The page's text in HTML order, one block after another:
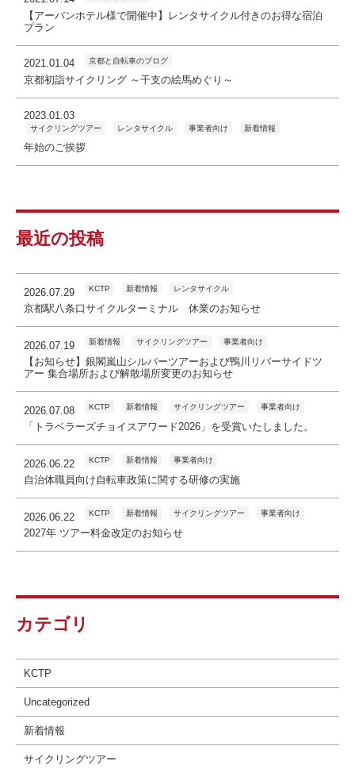
【アーバンホテル様で開催中】レンタサイクル付きのお得な宿泊
プラン
2021.01.04 京都と自転車のブログ
京都初詣サイクリング ～干支の絵馬めぐり～
2023.01.03
サイクリングツアー レンタサイクル 事業者向け 新着情報
年始のご挨拶
最近の投稿
2026.07.29 KCTP 新着情報 レンタサイクル
京都駅八条口サイクルターミナル 休業のお知らせ
2026.07.19 新着情報 サイクリングツアー 事業者向け
【お知らせ】銀閣嵐山シルバーツアーおよび鴨川リバーサイドツ
アー 集合場所および解散場所変更のお知らせ
2026.07.08 KCTP 新着情報 サイクリングツアー 事業者向け
「トラベラーズチョイスアワード2026」を受賞いたしました。
2026.06.22 KCTP 新着情報 事業者向け
自治体職員向け自転車政策に関する研修の実施
2026.06.22 KCTP 新着情報 サイクリングツアー 事業者向け
2027年 ツアー料金改定のお知らせ
カテゴリ
KCTP
Uncategorized
新着情報
サイクリングツアー